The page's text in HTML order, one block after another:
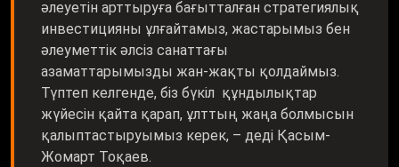
инвестицияны ұлғайтамыз, жастарымыз бен
әлеуметтік әлсіз санаттағы
азаматтарымызды жан-жақты қолдаймыз.
Түптеп келгенде, біз бүкіл құндылықтар
жүйесін қайта қарап, ұлттың жаңа болмысын
қалыптастыруымыз керек, – деді Қасым-
Жомарт Тоқаев.